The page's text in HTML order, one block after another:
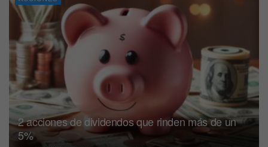
2 acciones de dividendos que rinden más de un
5%